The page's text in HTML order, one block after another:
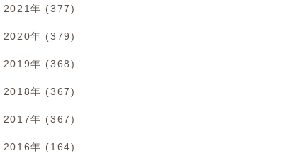
2021年 (377)
2020年 (379)
2019年 (368)
2018年 (367)
2017年 (367)
2016年 (164)